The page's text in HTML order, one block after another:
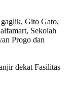
Gito Gato,
Sekolah
Progo dan
dekat Fasilitas